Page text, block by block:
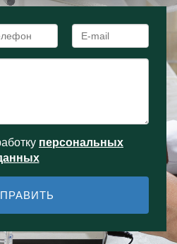
персональныx